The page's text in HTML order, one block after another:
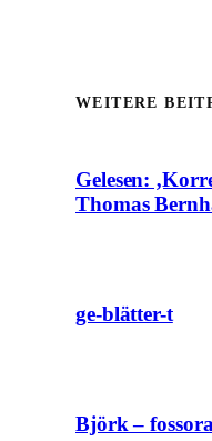
WEITERE
Gelesen:
Thomas
ge-blätter-t
Björk –